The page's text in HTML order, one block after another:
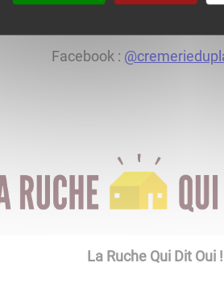
Facebook :
La Ruche Qui Dit Oui !